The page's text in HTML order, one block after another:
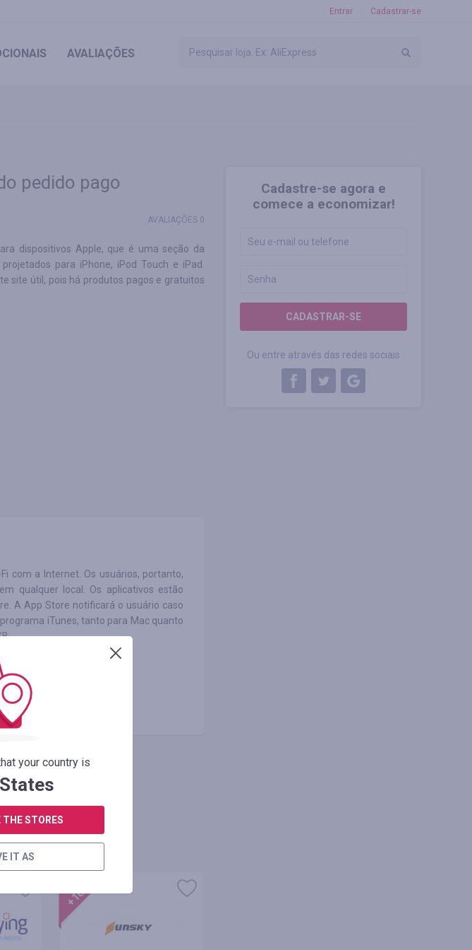
Entrar Cadastrar-se
AVALIAÇÕES
Cadastre-se agora e
comece a economizar!
CADASTRAR-SE
Ou entre através das redes sociais
pedido pago
AVALIAÇÕES 0
dispositivos Apple, que é uma seção da
para iPhone, iPod Touch e iPad.
site útil, pois há produtos pagos e gratuitos
com a Internet. Os usuários, portanto,
qualquer local. Os aplicativos estão
A App Store notificará o usuário caso
iTunes, tanto para Mac quanto
+100%
your country is
THE STORES
IT AS